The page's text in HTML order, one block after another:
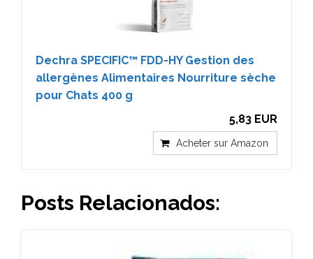
Dechra SPECIFIC™ FDD-HY Gestion des
allergènes Alimentaires Nourriture sèche
pour Chats 400 g
5,83 EUR
Acheter sur Amazon
Posts Relacionados: